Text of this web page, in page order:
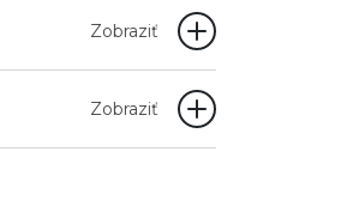
Zobraziť
Zobraziť